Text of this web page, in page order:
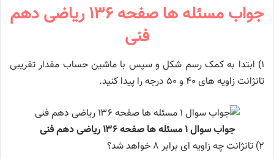
جواب مسئله ها صفحه ۱۳۶ ریاضی دهم
فنی
١) ابتدا به کمک رسم شکل و سپس با ماشین حساب مقدار تقریبی
تانژانت زاویه های ۴۰ و ۵۰ درجه را پیدا کنید.
جواب سوال ۱ مسئله ها صفحه ۱۳۶ ریاضی دهم فنی
۲) تانژانت چه زاویه ای برابر ۸ خواهد شد؟